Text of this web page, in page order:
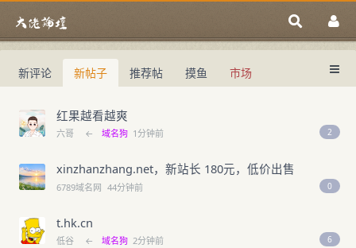
新评论 新帖子 推荐帖 摸鱼 市场
大佬论坛
红果越看越爽
六哥 ← 域名狗 1分钟前 2
xinzhanzhang.net，新站长 180元，低价出售
6789域名网 44分钟前 0
t.hk.cn
低谷 ← 域名狗 2分钟前 6